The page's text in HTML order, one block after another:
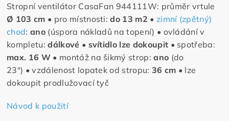
Stropní ventilátor CasaFan 944111W: průměr vrtule
Ø 103 cm • pro místnosti:do 13 m2 • zimní (zpětný)
chod:ano(úspora nákladů na topení) • ovládání v
kompletu:dálkové • svítidlo lze dokoupit • spotřeba:
max. 16 W • montáž na šikmý strop: ano (do
23°) •vzdálenost lopatek od stropu: 36 cm • lze
dokoupit prodlužovací tyč
Návod k použití